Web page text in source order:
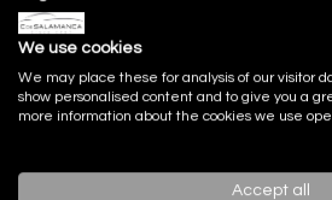
We use cookies
We may place these for analysis of our visitor
show personalised content and to give you a
more information about the cookies we use
Accept all